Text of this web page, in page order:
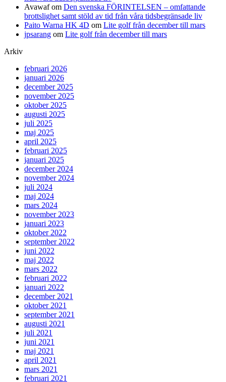
Avawafom Den svenska FÖRINTELSEN – omfattande
brottslighet samt stöld av tid från våra tidsbegränsade liv
Paito Warna HK 4D om Lite golf från december till mars
jpsarang om Lite golf från december till mars
Arkiv
februari 2026
januari 2026
december 2025
november 2025
oktober 2025
augusti 2025
juli 2025
maj 2025
april 2025
februari 2025
januari 2025
december 2024
november 2024
juli 2024
maj 2024
mars 2024
november 2023
januari 2023
oktober 2022
september 2022
juni 2022
maj 2022
mars 2022
februari 2022
januari 2022
december 2021
oktober 2021
september 2021
augusti 2021
juli 2021
juni 2021
maj 2021
april 2021
mars 2021
februari 2021